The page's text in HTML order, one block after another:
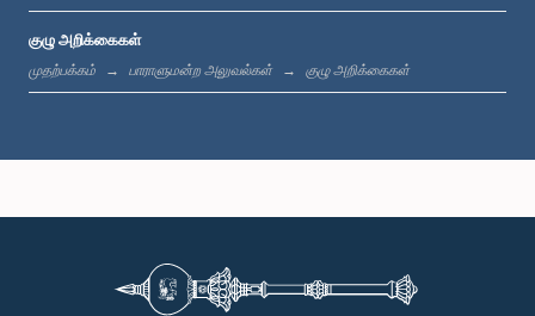
குழு அறிக்கைகள்
முதற்பக்கம் பாராளுமன்ற அலுவல்கள் குழு அறிக்கைகள்